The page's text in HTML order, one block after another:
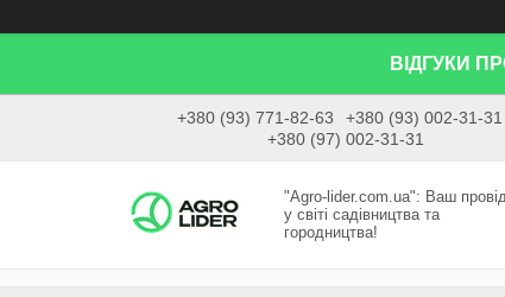
ВІДГУКИ
+380 (93) 771-82-63
+380 (93) 002-31-31
+380 (97) 002-31-31
"Agro-lider.com.ua": Ваш
у світі садівництва та
городництва!